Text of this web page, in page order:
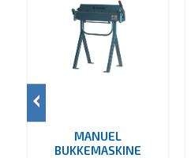
MANUEL
BUKKEMASKINE